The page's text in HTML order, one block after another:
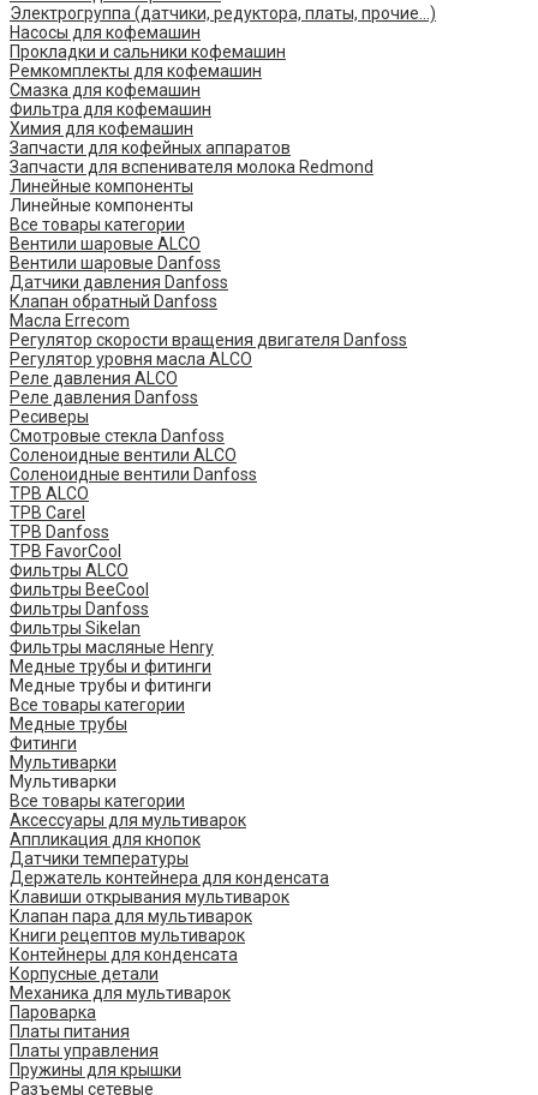
Электрогруппа (датчики, редуктора, платы, прочие...)
Насосы для кофемашин
Прокладки и сальники кофемашин
Ремкомплекты для кофемашин
Смазка для кофемашин
Фильтра для кофемашин
Химия для кофемашин
Запчасти для кофейных аппаратов
Запчасти для вспенивателя молока Redmond
Линейные компоненты
Линейные компоненты
Все товары категории
Вентили шаровые ALCO
Вентили шаровые Danfoss
Датчики давления Danfoss
Клапан обратный Danfoss
Масла Errecom
Регулятор скорости вращения двигателя Danfoss
Регулятор уровня масла ALCO
Реле давления ALCO
Реле давления Danfoss
Ресиверы
Смотровые стекла Danfoss
Соленоидные вентили ALCO
Соленоидные вентили Danfoss
ТРВ ALCO
ТРВ Carel
ТРВ Danfoss
ТРВ FavorCool
Фильтры ALCO
Фильтры BeeCool
Фильтры Danfoss
Фильтры Sikelan
Фильтры масляные Henry
Медные трубы и фитинги
Медные трубы и фитинги
Все товары категории
Медные трубы
Фитинги
Мультиварки
Мультиварки
Все товары категории
Аксессуары для мультиварок
Аппликация для кнопок
Датчики температуры
Держатель контейнера для конденсата
Клавиши открывания мультиварок
Клапан пара для мультиварок
Книги рецептов мультиварок
Контейнеры для конденсата
Корпусные детали
Механика для мультиварок
Пароварка
Платы питания
Платы управления
Пружины для крышки
Разъемы сетевые